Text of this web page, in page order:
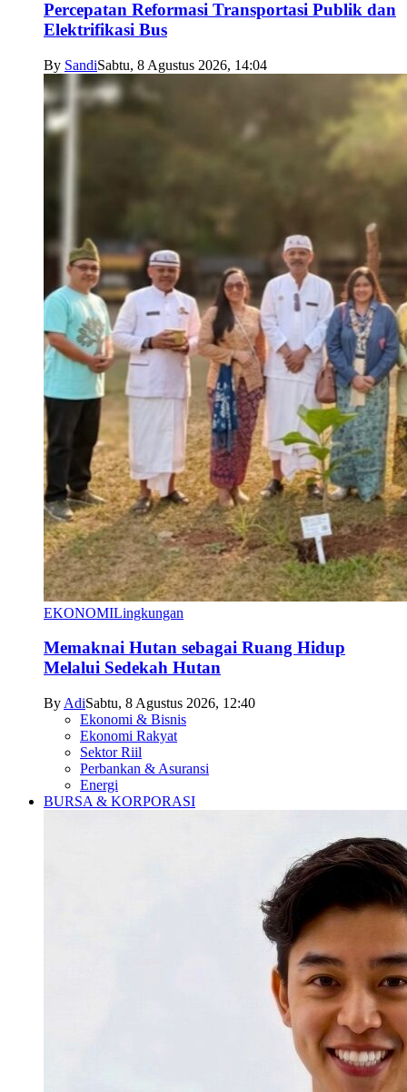
Percepatan Reformasi Transportasi Publik dan
Elektrifikasi Bus
By SandiSabtu, 8 Agustus 2026, 14:04
EKONOMILingkungan
Memaknai Hutan sebagai Ruang Hidup
Melalui Sedekah Hutan
By AdiSabtu, 8 Agustus 2026, 12:40
Ekonomi & Bisnis
Ekonomi Rakyat
Sektor Riil
Perbankan & Asuransi
Energi
BURSA & KORPORASI